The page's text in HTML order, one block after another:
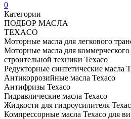
0
Категории
ПОДБОР МАСЛА
TEXACO
Моторные масла для легкового
Моторные масла для коммерческого
строительной техники Texaco
Редукторные синтетические масла
Антикоррозийные масла Texaco
Антифризы Texaco
Гидравлические масла Texaco
Жидкости для гидроусилителя
Компрессорные масла Texaco для